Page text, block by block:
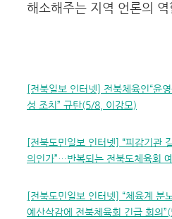
해소해주는 지역 언론의
[전북일보 인터넷] 전북체육인“윤
성 조치” 규탄(5/8, 이강모)
[전북도민일보 인터넷] “피감기관
의인가”…반복되는 전북도체육회
[전북도민일보 인터넷] “체육계 분
예산삭감에 전북체육회 긴급 회의